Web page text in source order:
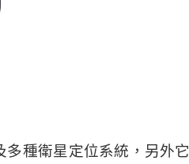
多種衛星定位系統，另外它